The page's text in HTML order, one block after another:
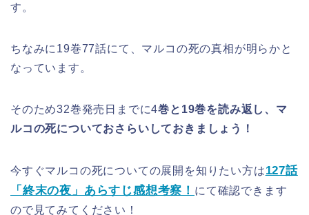
す。
ちなみに19巻77話にて、マルコの死の真相が明らかと
なっています。
そのため32巻発売日までに4巻と19巻を読み返し、マ
ルコの死についておさらいしておきましょう！
今すぐマルコの死についての展開を知りたい方は127話
「終末の夜」あらすじ感想考察！ にて確認できます
ので見てみてください！